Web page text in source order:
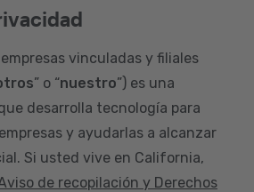
vinculadas y filiales
” o “nuestro”) es una
desarrolla tecnología para
y ayudarlas a alcanzar
Si usted vive en California,
de recopilación y Derechos